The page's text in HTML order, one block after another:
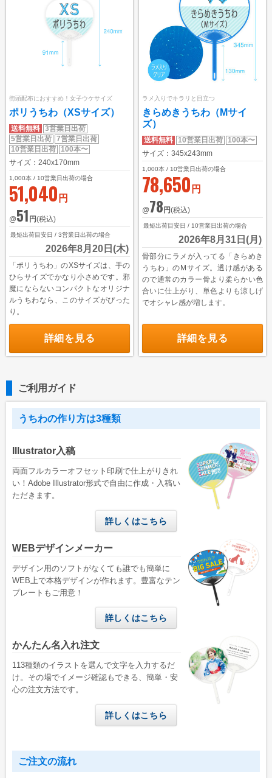
ご注文の流れ
完全データ入稿(ai形式)について
WEBデザインメーカーについて
配送・送料について
納期について
お支払いについて
返品・交換・キャンセルについて
よくあるご質問
お役立ちブログ
特集で探す
ビジネス向け特集
物件情報関係
各種展示会用
大学法人・専門学校
無地うちわ
こども向けイベント
HOW TO うちわ作り
デザインのコツ
うちわ広告について
レスタス
名入れカレンダー製作所
封筒印刷製作所
名入れタオル製作所
お名前シール製作所
街頭配布におすすめ！女子ウケサイズ
ポリうちわ（XSサイズ）
送料無料 3営業日出荷
5営業日出荷 7営業日出荷
10営業日出荷
100本〜
サイズ：240x170mm
1,000本 / 10営業日出荷の場合
51,040 円
@51 円(税込)
最短出荷目安日 / 3営業日出荷の場合
2026年8月20日(木)
「ポリうちわ」のXSサイズは、手の
ひらサイズでかなり小さめです。邪
魔にならないコンパクトなオリジナ
ルうちわなら、このサイズがぴった
り。
詳細を見る
ラメ入りでキラリと目立つ
きらめきうちわ（Mサイ
ズ）
送料無料 10営業日出荷
100本〜
サイズ：345x243mm
1,000本 / 10営業日出荷の場合
78,650 円
@78円(税込)
最短出荷目安日 / 10営業日出荷の場合
2026年8月31日(月)
骨部分にラメが入ってる「きらめき
うちわ」のMサイズ。透け感がある
ので通常のカラー骨より柔らかい色
合いに仕上がり、単色よりも涼しげ
でオシャレ感が増します。
詳細を見る
ご利用ガイド
うちわの作り方は3種類
Illustrator入稿
両面フルカラーオフセット印刷で仕上がりきれ
い！Adobe Illustrator形式で自由に作成・入稿い
ただきます。
詳しくはこちら
WEBデザインメーカー
デザイン用のソフトがなくても誰でも簡単に
WEB上で本格デザインが作れます。豊富なテン
プレートもご用意！
詳しくはこちら
かんたん名入れ注文
113種類のイラストを選んで文字を入力するだ
け。その場でイメージ確認もできる、簡単・安
心の注文方法です。
詳しくはこちら
ご注文の流れ